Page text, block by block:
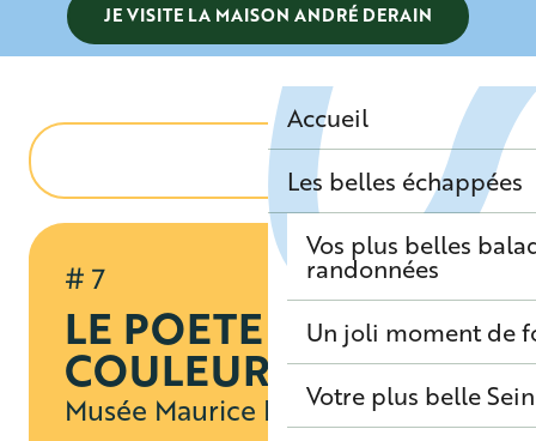
Accueil
Les belles échappées
Vos plus belles
randonnées
Un joli moment de
Votre plus belle
JE VISITE LA MAISON ANDRÉ DERAIN
# 7
LE POETE DES
COULEURS
Musée Maurice Denis